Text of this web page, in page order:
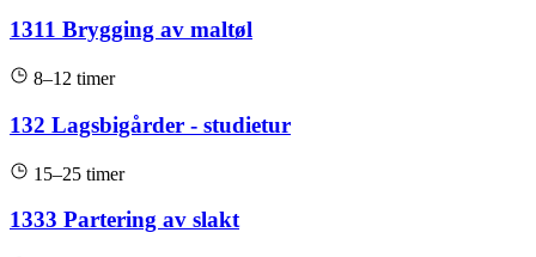
1311 Brygging av maltøl
8–12 timer
132 Lagsbigårder - studietur
15–25 timer
1333 Partering av slakt